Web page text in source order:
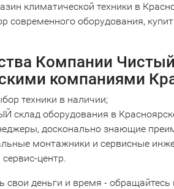
климатической техники в
современного оборудования,
Компании
компаниями
техники в наличии;
склад оборудования в
досконально знающие
монтажники и сервисные
центр.
свои деньги и время -